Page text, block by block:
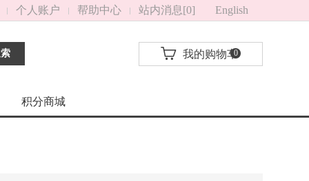
个人账户 帮助中心 站内消息[0] English
我的购物车
0
积分商城